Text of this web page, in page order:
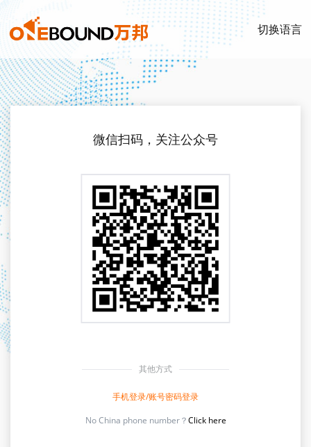
切换语言
微信扫码，关注公众号
其他方式
手机登录/账号密码登录
No China phone number？Click here